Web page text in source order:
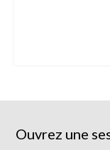
Ouvrez une